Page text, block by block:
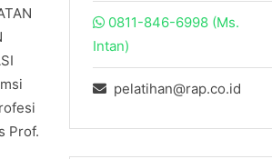
Prof.
0811-846-6998 (Ms.
Intan)
pelatihan@rap.co.id